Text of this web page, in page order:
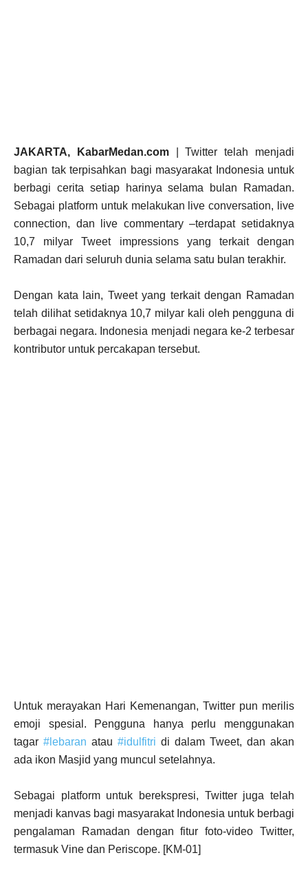
JAKARTA, KabarMedan.com| Twitter telah menjadi
bagian tak terpisahkan bagi masyarakat Indonesia untuk
berbagi cerita setiap harinya selama bulan Ramadan.
Sebagai platform untuk melakukan live conversation, live
connection, dan live commentary –terdapat setidaknya
10,7 milyar Tweet impressions yang terkait dengan
Ramadan dari seluruh dunia selama satu bulan terakhir.
Dengan kata lain, Tweet yang terkait dengan Ramadan
telah dilihat setidaknya 10,7 milyar kali oleh pengguna di
berbagai negara. Indonesia menjadi negara ke-2 terbesar
kontributor untuk percakapan tersebut.
Untuk merayakan Hari Kemenangan, Twitter pun merilis
emoji spesial. Pengguna hanya perlu menggunakan
tagar #lebaran atau #idulfitri di dalam Tweet, dan akan
ada ikon Masjid yang muncul setelahnya.
Sebagai platform untuk berekspresi, Twitter juga telah
menjadi kanvas bagi masyarakat Indonesia untuk berbagi
pengalaman Ramadan dengan fitur foto-video Twitter,
termasuk Vine dan Periscope. [KM-01]